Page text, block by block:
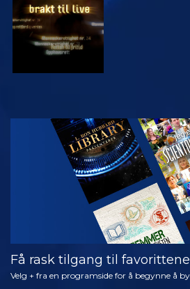
SE
Få rask tilgang til
Velg + fra en programside for å begynne å